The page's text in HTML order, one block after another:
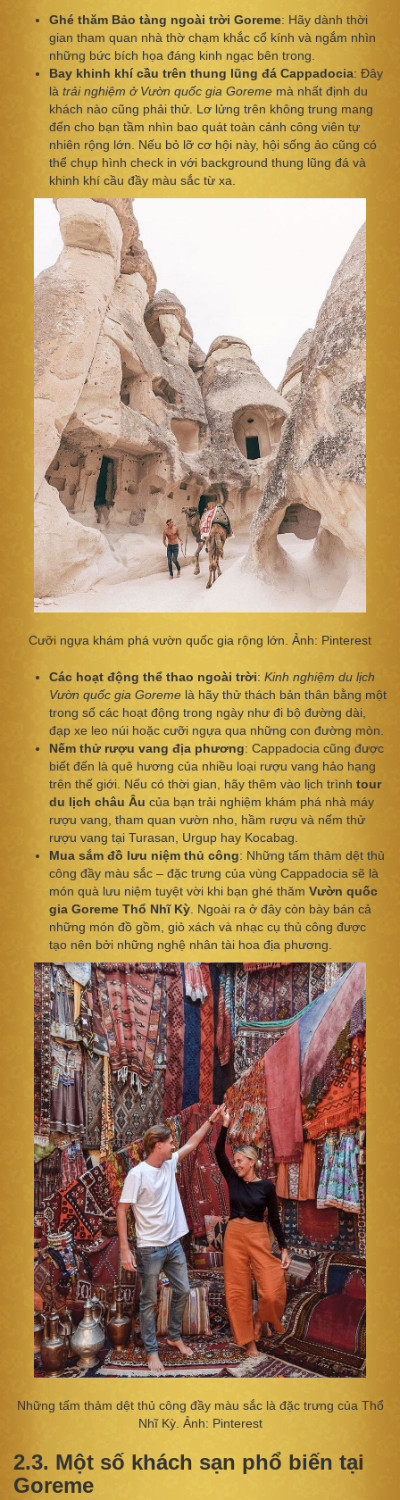
Ghé thăm Bảo tàng ngoài trời Goreme: Hãy dành thời
gian tham quan nhà thờ chạm khắc cổ kính và ngắm nhìn
những bức bích họa đáng kinh ngạc bên trong.
Bay khinh khí cầu trên thung lũng đá Cappadocia: Đây
là trải nghiệm ở Vườn quốc gia Goreme mà nhất định du
khách nào cũng phải thử. Lơ lửng trên không trung mang
đến cho bạn tầm nhìn bao quát toàn cảnh công viên tự
nhiên rộng lớn. Nếu bỏ lỡ cơ hội này, hội sống ảo cũng có
thể chụp hình check in với background thung lũng đá và
khinh khí cầu đầy màu sắc từ xa.
Cưỡi ngựa khám phá vườn quốc gia rộng lớn. Ảnh: Pinterest
Các hoạt động thể thao ngoài trời: Kinh nghiệm du lịch
Vườn quốc gia Goreme là hãy thử thách bản thân bằng một
trong số các hoạt động trong ngày như đi bộ đường dài,
đạp xe leo núi hoặc cưỡi ngựa qua những con đường mòn.
Nếm thử rượu vang địa phương: Cappadocia cũng được
biết đến là quê hương của nhiều loại rượu vang hảo hạng
trên thế giới. Nếu có thời gian, hãy thêm vào lịch trình tour
du lịch châu Âu của bạn trải nghiệm khám phá nhà máy
rượu vang, tham quan vườn nho, hầm rượu và nếm thử
rượu vang tại Turasan, Urgup hay Kocabag.
Mua sắm đồ lưu niệm thủ công: Những tấm thảm dệt thủ
công đầy màu sắc – đặc trưng của vùng Cappadocia sẽ là
món quà lưu niệm tuyệt vời khi bạn ghé thăm Vườn quốc
gia Goreme Thổ Nhĩ Kỳ . Ngoài ra ở đây còn bày bán cả
những món đồ gồm, giỏ xách và nhạc cụ thủ công được
tạo nên bởi những nghệ nhân tài hoa địa phương.
Những tấm thảm dệt thủ công đầy màu sắc là đặc trưng của Thổ
Nhĩ Kỳ. Ảnh: Pinterest
2.3. Một số khách sạn phổ biến tại
Goreme